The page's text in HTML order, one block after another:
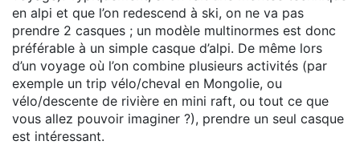
en alpi et que l’on redescend à ski, on ne va pas
prendre 2 casques ; un modèle multinormes est donc
préférable à un simple casque d’alpi. De même lors
d’un voyage où l’on combine plusieurs activités (par
exemple un trip vélo/cheval en Mongolie, ou
vélo/descente de rivière en mini raft, ou tout ce que
vous allez pouvoir imaginer ?), prendre un seul casque
est intéressant.